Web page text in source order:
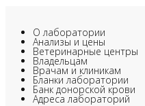
О лаборатории
Анализы и цены
Ветеринарные центры
Владельцам
Врачам и клиникам
Бланки лаборатории
Банк донорской крови
Адреса лабораторий